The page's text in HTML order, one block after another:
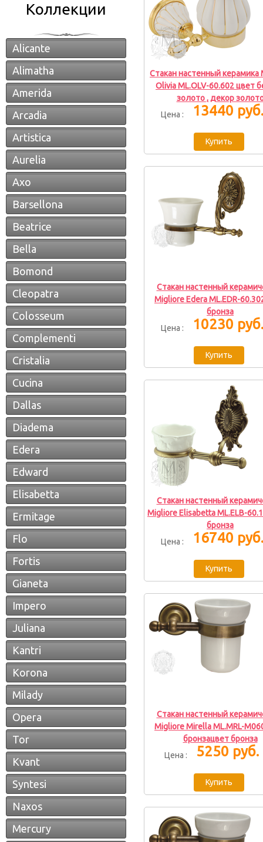
Коллекции
Alicante
Alimatha
Amerida
Arcadia
Artistica
Aurelia
Axo
Barsellona
Beatrice
Bella
Bomond
Cleopatra
Colosseum
Complementi
Cristalia
Cucina
Dallas
Diadema
Edera
Edward
Elisabetta
Ermitage
Flo
Fortis
Gianeta
Impero
Juliana
Kantri
Korona
Milady
Opera
Tor
Kvant
Syntesi
Naxos
Mercury
Стакан настенный керамика
Olivia ML.OLV-60.602 цвет
золото , декор
Цена :
13440 руб.
Стакан настенный
Migliore Edera ML.EDR-
бронза
Цена :
10230 руб.
Стакан настенный
Migliore Elisabetta ML.ELB-
бронза
Цена :
16740 руб.
Стакан настенный
Migliore Mirella ML.MRL-
бронзацвет бронза
Цена :
5250 руб.